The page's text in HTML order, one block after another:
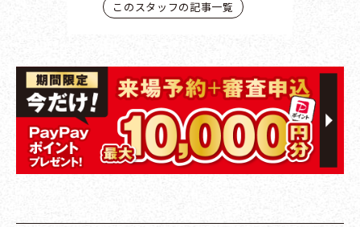
このスタッフの記事一覧